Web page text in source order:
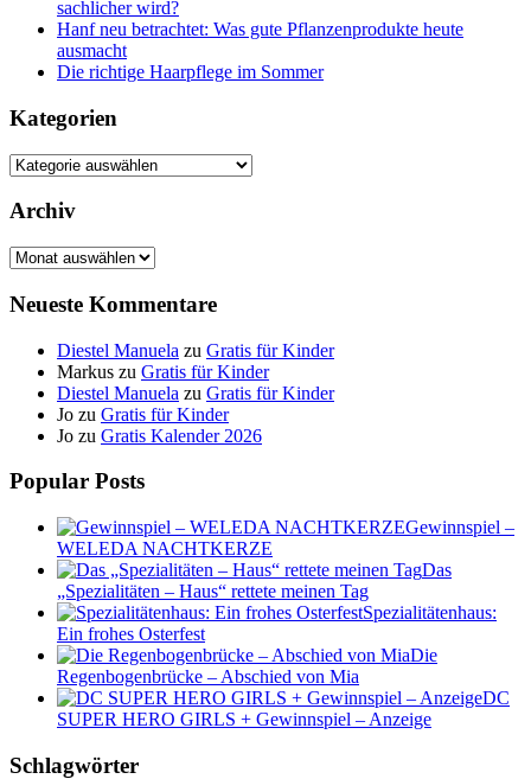
sachlicher wird?
Hanf neu betrachtet: Was gute Pflanzenprodukte heute
ausmacht
Die richtige Haarpflege im Sommer
Kategorien
Kategorien
Archiv
Archiv
Neueste Kommentare
Diestel Manuela zu Gratis für Kinder
Markus zu Gratis für Kinder
Diestel Manuela zu Gratis für Kinder
Jo zu Gratis für Kinder
Jo zu Gratis Kalender 2026
Popular Posts
Gewinnspiel –
WELEDA NACHTKERZE
Das
„Spezialitäten – Haus“ rettete meinen Tag
Spezialitätenhaus:
Ein frohes Osterfest
Die
Regenbogenbrücke – Abschied von Mia
DC
SUPER HERO GIRLS + Gewinnspiel – Anzeige
Schlagwörter